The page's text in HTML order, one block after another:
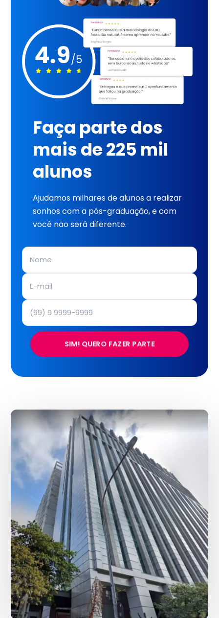
Faça parte dos
mais de 225 mil
alunos
Ajudamos milhares de alunos a realizar
sonhos com a pós-graduação, e com
você não será diferente.
SIM! QUERO FAZER PARTE